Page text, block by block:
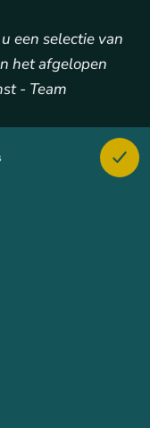
een selectie van
het afgelopen
- Team